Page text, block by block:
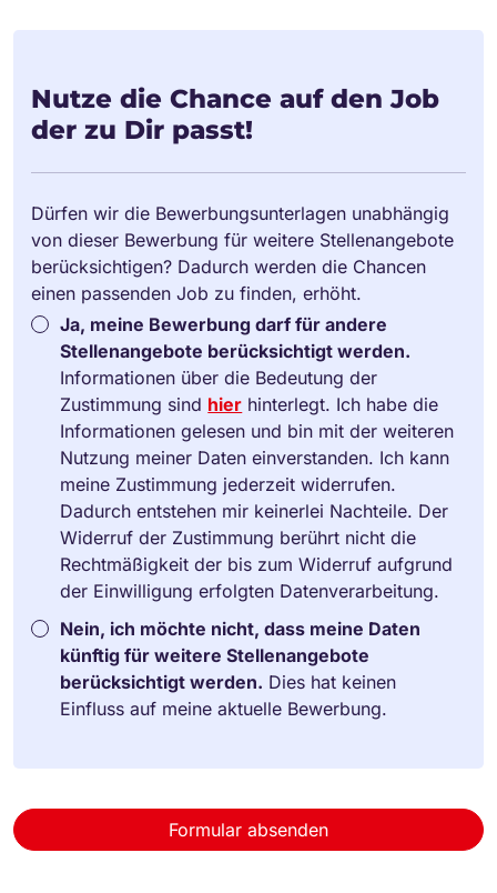
Nutze die Chance auf den Job
der zu Dir passt!
Dürfen wir die Bewerbungsunterlagen unabhängig
von dieser Bewerbung für weitere Stellenangebote
berücksichtigen? Dadurch werden die Chancen
einen passenden Job zu finden, erhöht.
Ja, meine Bewerbung darf für andere
Stellenangebote berücksichtigt werden.
Informationen über die Bedeutung der
Zustimmung sind hier hinterlegt. Ich habe die
Informationen gelesen und bin mit der weiteren
Nutzung meiner Daten einverstanden. Ich kann
meine Zustimmung jederzeit widerrufen.
Dadurch entstehen mir keinerlei Nachteile. Der
Widerruf der Zustimmung berührt nicht die
Rechtmäßigkeit der bis zum Widerruf aufgrund
der Einwilligung erfolgten Datenverarbeitung.
Nein, ich möchte nicht, dass meine Daten
künftig für weitere Stellenangebote
berücksichtigt werden. Dies hat keinen
Einfluss auf meine aktuelle Bewerbung.
Formular absenden